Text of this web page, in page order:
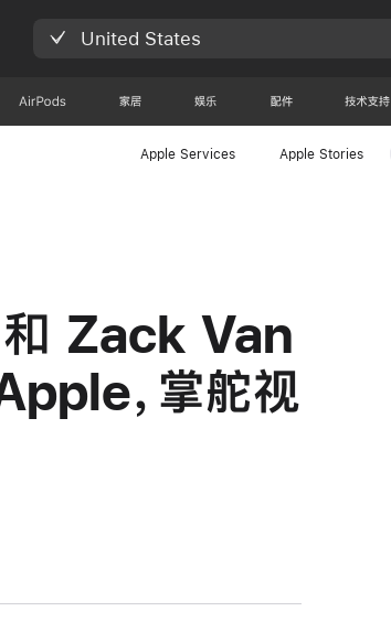
United States
AirPods 家居 娱乐 配件 技术支持
Apple Services Apple Stories
Zack Van
，掌舵视